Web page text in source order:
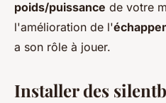
poids/puissance de votre
l'amélioration de l'
a son rôle à jouer.
Installer des